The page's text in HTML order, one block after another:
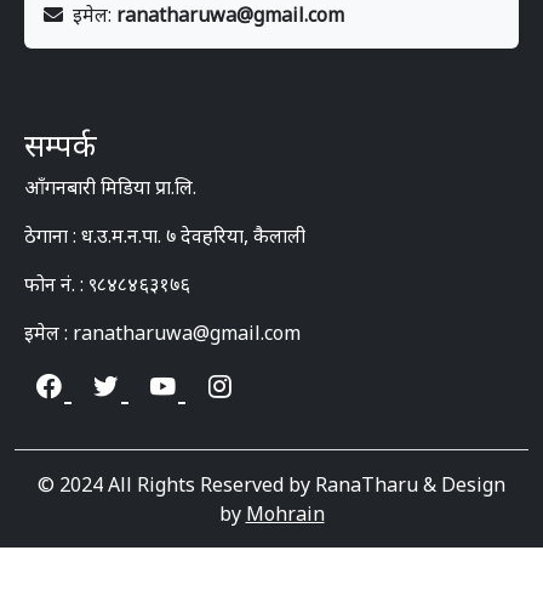
इमेल: ranatharuwa@gmail.com
सम्पर्क
आँगनबारी मिडिया प्रा.लि.
ठेगाना : ध.उ.म.न.पा. ७ देवहरिया, कैलाली
फोन नं. : ९८४८४६३१७६
इमेल : ranatharuwa@gmail.com
© 2024 All Rights Reserved by RanaTharu & Design
by Mohrain